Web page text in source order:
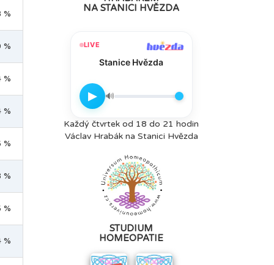
%
%
%
%
%
%
%
%
NA STANICI HVĚZDA
LIVE
Stanice Hvězda
▶ 🔊
Každý čtvrtek od 18 do 21 hodin
Václav Hrabák na Stanici Hvězda
STUDIUM
HOMEOPATIE